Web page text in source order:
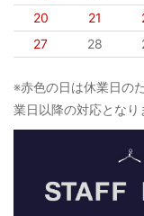
20
21
27
28
※赤色の日は休業日の
業日以降の対応となり